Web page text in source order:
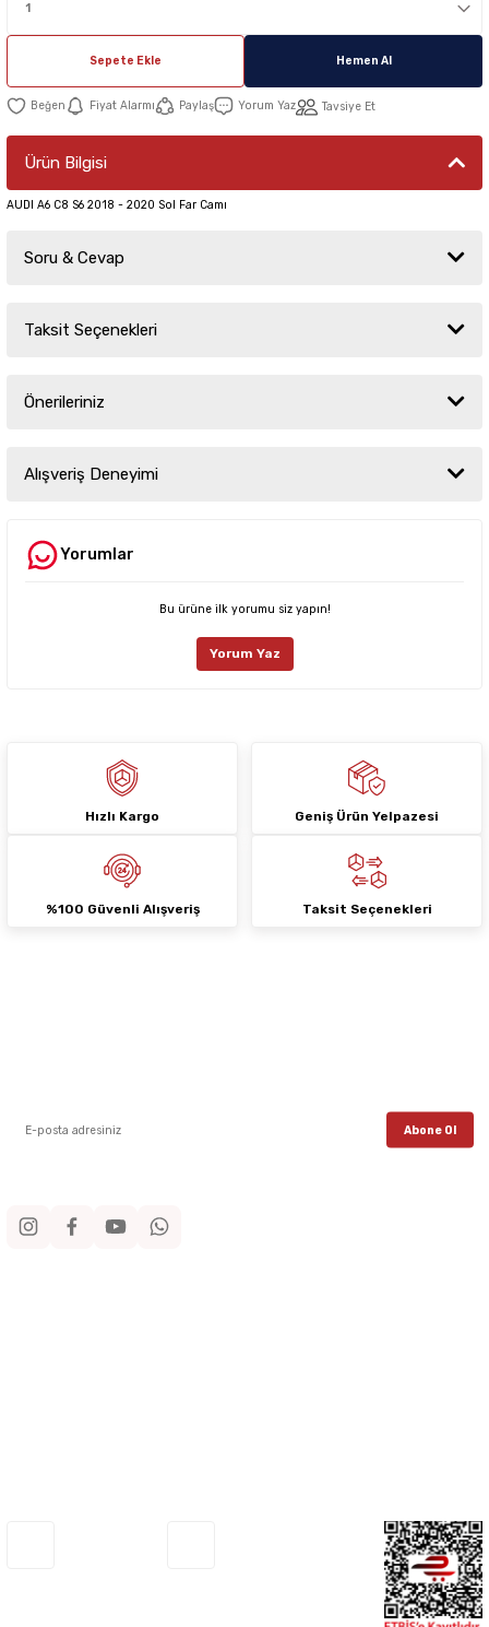
Sepete Ekle Hemen Al
Fiyat Alarmı Paylaş Yorum Yaz Tavsiye Et
Ürün Bilgisi
AUDI A6 C8 S6 2018 - 2020 Sol Far Camı
Soru & Cevap
Ürün hakkında henüz soru sorulmamış.
Taksit Seçenekleri
Önerileriniz
yetersiz gördüğünüz noktaları öneri formunu kullanarak tarafımıza
iletebilirsiniz.
Ürün resmi kalitesiz, bozuk veya görüntülenemiyor.
Ürün fiyatı diğer sitelerden daha pahalı.
Alışveriş Deneyimi
Deneyimini Paylaş
Yorumlar
Bu ürüne ilk yorumu siz yapın!
Yorum Yaz
Hızlı Kargo Geniş Ürün Yelpazesi
%100 Güvenli Alışveriş Taksit Seçenekleri
Abone Ol